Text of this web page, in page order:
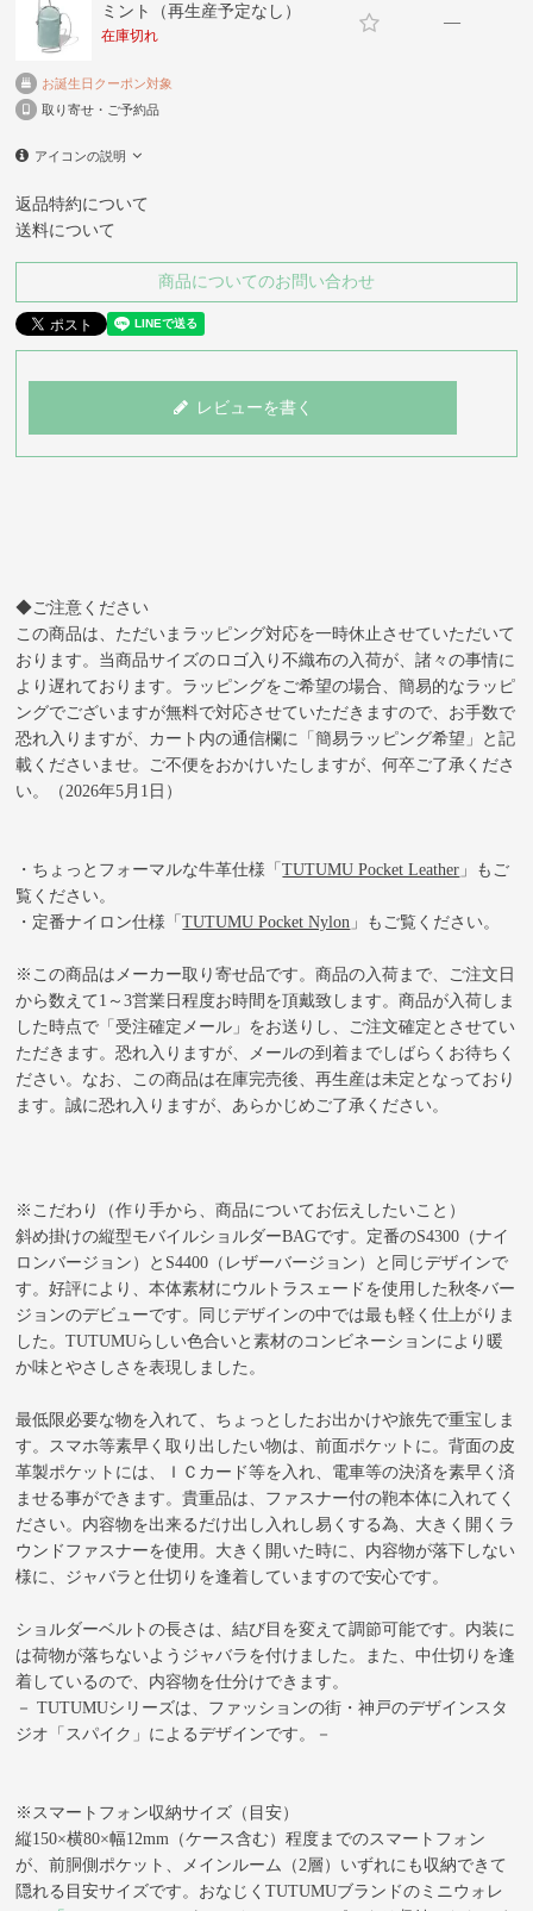
ミント（再生産予定なし）
在庫切れ
—
お誕生日クーポン対象
取り寄せ・ご予約品
アイコンの説明
返品特約について
送料について
商品についてのお問い合わせ
レビューを書く
◆ご注意ください
この商品は、ただいまラッピング対応を一時休止させていただいて
おります。当商品サイズのロゴ入り不織布の入荷が、諸々の事情に
より遅れております。ラッピングをご希望の場合、簡易的なラッピ
ングでございますが無料で対応させていただきますので、お手数で
恐れ入りますが、カート内の通信欄に「簡易ラッピング希望」と記
載くださいませ。ご不便をおかけいたしますが、何卒ご了承くださ
い。（2026年5月1日）
・ちょっとフォーマルな牛革仕様 「TUTUMU Pocket Leather 」
もご
覧ください。
・定番ナイロン仕様 「TUTUMU Pocket Nylon 」 もご覧ください。
※この商品はメーカー取り寄せ品です。商品の入荷まで、ご注文日
から数えて1～3営業日程度お時間を頂戴致します。商品が入荷しま
した時点で「受注確定メール」をお送りし、ご注文確定とさせてい
ただきます。恐れ入りますが、メールの到着までしばらくお待ちく
ださい。なお、この商品は在庫完売後、再生産は未定となっており
ます。誠に恐れ入りますが、あらかじめご了承ください。
※こだわり（作り手から、商品についてお伝えしたいこと）
斜め掛けの縦型モバイルショルダーBAGです。定番のS4300（ナイ
ロンバージョン）とS4400（レザーバージョン）と同じデザインで
す。好評により、本体素材にウルトラスェードを使用した秋冬バー
ジョンのデビューです。同じデザインの中では最も軽く仕上がりま
した。TUTUMUらしい色合いと素材のコンビネーションにより暖
か味とやさしさを表現しました。
最低限必要な物を入れて、ちょっとしたお出かけや旅先で重宝しま
す。スマホ等素早く取り出したい物は、前面ポケットに。背面の皮
革製ポケットには、ＩＣカード等を入れ、電車等の決済を素早く済
ませる事ができます。貴重品は、ファスナー付の鞄本体に入れてく
ださい。内容物を出来るだけ出し入れし易くする為、大きく開くラ
ウンドファスナーを使用。大きく開いた時に、内容物が落下しない
様に、ジャバラと仕切りを逢着していますので安心です。
ショルダーベルトの長さは、結び目を変えて調節可能です。内装に
は荷物が落ちないようジャバラを付けました。また、中仕切りを逢
着しているので、内容物を仕分けできます。
－ TUTUMUシリーズは、ファッションの街・神戸のデザインスタ
ジオ「スパイク」によるデザインです。－
※スマートフォン収納サイズ（目安）
縦150×横80×幅12mm（ケース含む）程度までのスマートフォン
が、前胴側ポケット、メインルーム（2層）いずれにも収納できて
隠れる目安サイズです。おなじくTUTUMUブランドのミニウォレ